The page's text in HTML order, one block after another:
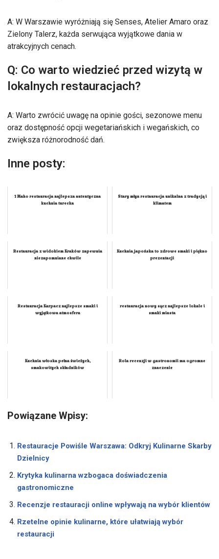
A: W Warszawie wyróżniają się Senses, Atelier Amaro oraz
Zielony Talerz, każda serwująca wyjątkowe dania w
atrakcyjnych cenach.
Q: Co warto wiedzieć przed wizytą w
lokalnych restauracjach?
A: Warto zwrócić uwagę na opinie gości, sezonowe menu
oraz dostępność opcji wegetariańskich i wegańskich, co
zwiększa różnorodność dań.
Inne posty:
1 Maho restauracja najlepsza autentyczna
kuchnia turecka
Stary młyn restauracja unikalna z tradycją i
klimatem
Restauracja z widokiem Kraków zapewnia
niezapomniane chwile
Kuchnia japońska to zdrowe smaki i piękno
prezentacji
Restauracja Karpacz najlepsze smaki i
wyjątkowa atmosfera
restauracja nowy sącz najlepsze lokale i
smaki miasta
Kuchnia włoska pełna świeżych,
smakowitych składników
Rola recenzji w gastronomii ma ogromne
znaczenie
Powiązane Wpisy:
Restauracje Powiśle Warszawa: Odkryj Kulinarne Skarby
Dzielnicy
Krytyka kulinarna wzbogaca doświadczenia
gastronomiczne
Recenzje restauracji online wpływają na wybór klientów
Rzetelne opinie kulinarne, które ułatwiają wybór
restauracji